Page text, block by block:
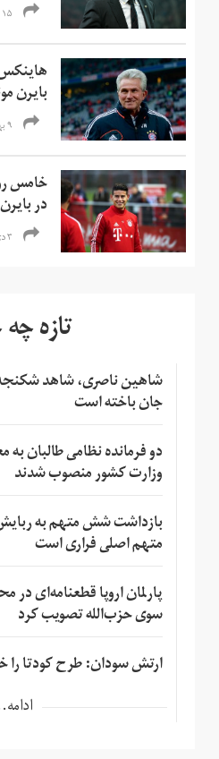
۱۵ بهمن ۱۳۹۶
بایرن
۹ بهمن ۱۳۹۶
خامس
در
۳ دی ۱۳۹۶
تازه
شاهین ناصری، شاهد شکنجه
جان باخته است
دو فرمانده نظامی طالبان
وزارت کشور منصوب شدند
بازداشت شش متهم به
متهم اصلی فراری است
پارلمان اروپا قطعنامه‌ای
سوی حزب‌الله تصویب کرد
ارتش سودان: طرح کودتا را